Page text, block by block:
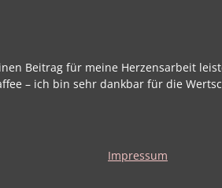
Beitrag für meine Herzensarbeit
– ich bin sehr dankbar für die
Impressum